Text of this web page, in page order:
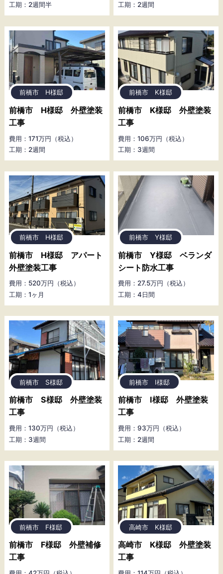
工期：2週間半
工期：2週間
前橋市 H様邸
前橋市 H様邸 外壁塗装
工事
費用：171万円（税込）
工期：2週間
前橋市 K様邸
前橋市 K様邸 外壁塗装
工事
費用：106万円（税込）
工期：3週間
前橋市 H様邸
前橋市 H様邸 アパート
外壁塗装工事
費用：520万円（税込）
工期：1ヶ月
前橋市 Y様邸
前橋市 Y様邸 ベランダ
シート防水工事
費用：27.5万円（税込）
工期：4日間
前橋市 S様邸
前橋市 S様邸 外壁塗装
工事
費用：130万円（税込）
工期：3週間
前橋市 I様邸
前橋市 I様邸 外壁塗装
工事
費用：93万円（税込）
工期：2週間
前橋市 F様邸
前橋市 F様邸 外壁補修
工事
高崎市 K様邸
高崎市 K様邸 外壁塗装
工事